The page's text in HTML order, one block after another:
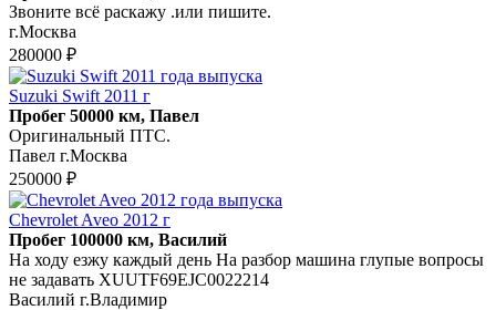
Звоните всё раскажу .или пишите.
г.Москва
280000 ₽
Suzuki Swift 2011 г
Пробег 50000 км, Павел
Оригинальный ПТС.
Павел г.Москва
250000 ₽
Chevrolet Aveo 2012 г
Пробег 100000 км, Василий
На ходу езжу каждый день На разбор машина глупые вопросы
не задавать XUUTF69EJC0022214
Василий г.Владимир